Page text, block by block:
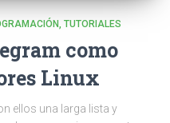
TUTORIALES
como
Linux
ellos una larga lista y